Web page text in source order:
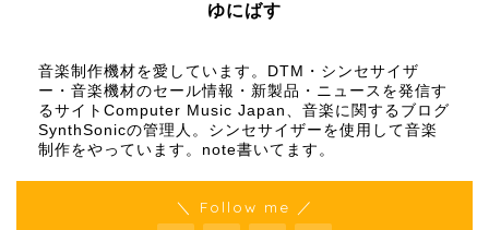
ゆにばす
音楽制作機材を愛しています。DTM・シンセサイザ
ー・音楽機材のセール情報・新製品・ニュースを発信す
るサイトComputer Music Japan、音楽に関するブログ
SynthSonicの管理人。シンセサイザーを使用して音楽
制作をやっています。 note書いてます。
＼ Follow me ／